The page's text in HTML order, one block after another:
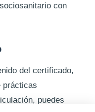
con
del certificado,
prácticas
puedes